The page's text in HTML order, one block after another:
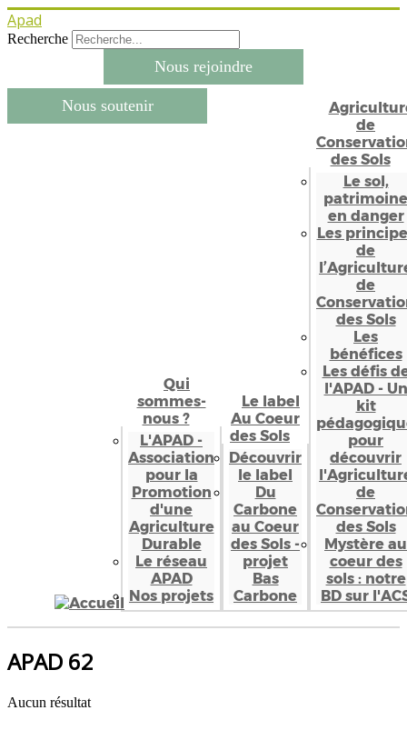
Apad
Recherche
Nous rejoindre
Nous soutenir
Qui
sommes-
nous ?
L'APAD -
Association
pour la
Promotion
d'une
Agriculture
Durable
Le réseau
APAD
Nos projets
Le label
Au Coeur
des Sols
Découvrir
le label
Du
Carbone
au Coeur
des Sols -
projet
Bas
Carbone
de
des Sols
Le sol,
patrimoine
en danger
Les
de
de
des Sols
Les
bénéfices
Les défis
l'APAD - Un
kit
pour
découvrir
de
des Sols
Mystère au
coeur des
sols : notre
BD sur
APAD 62
Aucun résultat